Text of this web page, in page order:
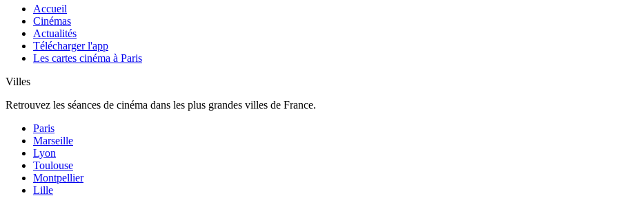
Accueil
Cinémas
Actualités
Télécharger l'app
Les cartes cinéma à Paris
Villes
Retrouvez les séances de cinéma dans les plus grandes villes de France.
Paris
Marseille
Lyon
Toulouse
Montpellier
Lille